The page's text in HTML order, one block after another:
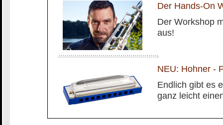
Der Hands-On
Der Workshop
aus!
NEU: Hohner -
Endlich gibt es
ganz leicht